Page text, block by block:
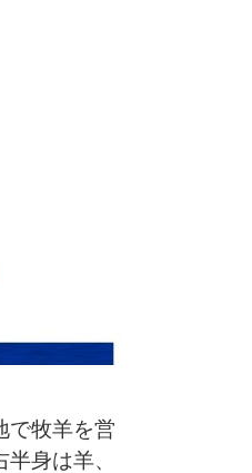
牧羊を営
身は羊、